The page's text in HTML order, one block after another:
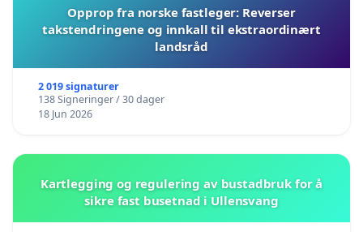
Opprop fra norske fastleger: Reverser
takstendringene og innkall til ekstraordinært
landsråd
2 019 signaturer
138 Signeringer / 30 dager
18 Jun 2026
Kartlegging og regulering av bustadbruk for å
sikre fast busetnad i Ullensvang